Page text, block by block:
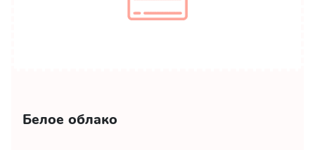
Белое облако